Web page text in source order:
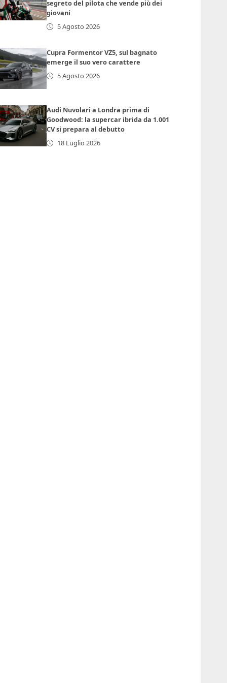
segreto del pilota che vende più dei
giovani
5 Agosto 2026
Cupra Formentor VZ5, sul bagnato
emerge il suo vero carattere
5 Agosto 2026
Audi Nuvolari a Londra prima di
Goodwood: la supercar ibrida da 1.001
CV si prepara al debutto
18 Luglio 2026